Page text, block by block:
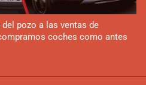
pozo a las ventas de
coches como antes